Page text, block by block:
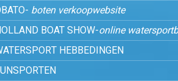
boten verkoopwebsite
BOAT SHOW-online
HEBBEDINGEN